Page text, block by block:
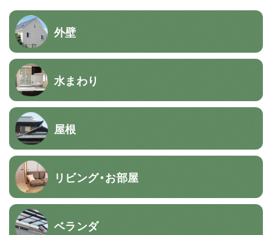
外壁
水まわり
屋根
リビング・お部屋
ベランダ